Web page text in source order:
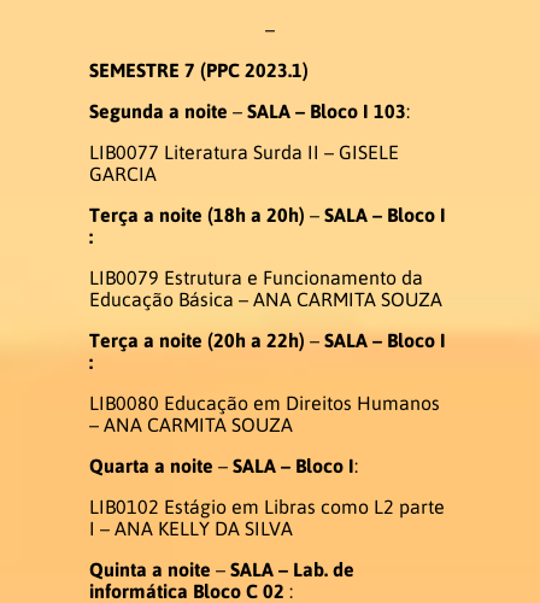
–
SEMESTRE 7 (PPC 2023.1)
Segunda a noite – SALA – Bloco I 103:
LIB0077 Literatura Surda II – GISELE
GARCIA
Terça a noite (18h a 20h) – SALA – Bloco I
:
LIB0079 Estrutura e Funcionamento da
Educação Básica – ANA CARMITA SOUZA
Terça a noite (20h a 22h) – SALA – Bloco I
:
LIB0080 Educação em Direitos Humanos
– ANA CARMITA SOUZA
Quarta a noite – SALA – Bloco I:
LIB0102 Estágio em Libras como L2 parte
I – ANA KELLY DA SILVA
Quinta a noite – SALA – Lab. de
informática Bloco C 02 :